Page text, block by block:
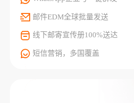
邮件EDM全球批量发送
线下邮寄宣传册100%送达
短信营销，多国覆盖